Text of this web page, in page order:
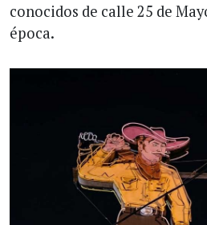
conocidos de calle 25 de
época.